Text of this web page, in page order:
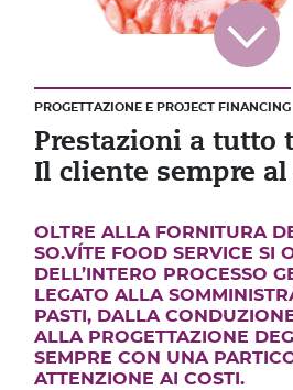
PROGETTAZIONE E PROJECT FINANCING
Prestazioni a tutto
Il cliente sempre
OLTRE ALLA FORNITURA
SO.VÍTE FOOD SERVICE SI
DELL’INTERO PROCESSO
LEGATO ALLA
PASTI, DALLA
ALLA PROGETTAZIONE
SEMPRE CON UNA
ATTENZIONE AI COSTI.